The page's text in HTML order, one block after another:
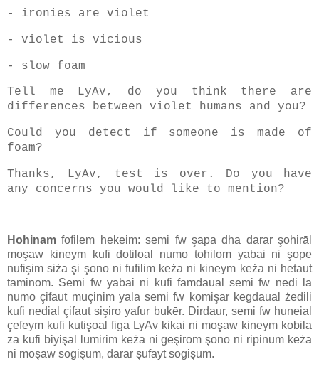
- ironies are violet
- violet is vicious
- slow foam
Tell me LyAv, do you think there are
differences between violet humans and you?
Could you detect if someone is made of
foam?
Thanks, LyAv, test is over. Do you have
any concerns you would like to mention?
Hohinam fofilem hekeim: semi fw şapa dha darar şohirāl
moşaw kineym kufi dotiloal numo tohilom yabai ni şope
nufişim siża şi şono ni fufilim keża ni kineym keża ni hetaut
taminom. Semi fw yabai ni kufi famdaual semi fw nedi la
numo çifaut muçinim yala semi fw komişar kegdaual żedili
kufi nedial çifaut sişiro yafur bukēr. Dirdaur, semi fw huneial
çefeym kufi kutişoal figa LyAv kikai ni moşaw kineym kobila
za kufi biyişāl lumirim keża ni geşirom şono ni ripinum keża
ni moşaw sogişum, darar şufayt sogişum.